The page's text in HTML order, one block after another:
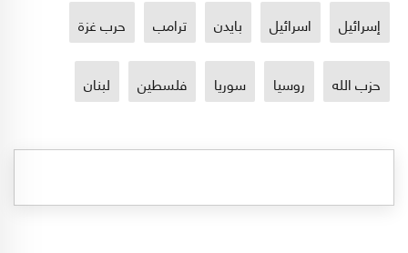
إسرائيل اسرائيل بايدن ترامب حرب غزة
حزب الله روسيا سوريا فلسطين لبنان